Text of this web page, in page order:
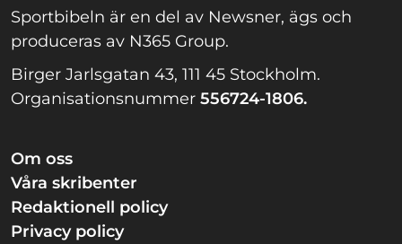
Sportbibeln är en del av Newsner, ägs och
produceras av N365 Group.
Birger Jarlsgatan 43, 111 45 Stockholm.
Organisationsnummer 556724-1806.
Om oss
Våra skribenter
Redaktionell policy
Privacy policy